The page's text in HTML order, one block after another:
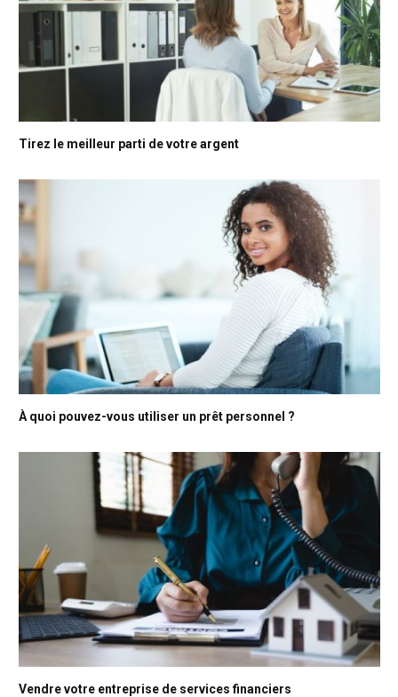
Tirez le meilleur parti de votre argent
À quoi pouvez-vous utiliser un prêt personnel ?
Vendre votre entreprise de services financiers